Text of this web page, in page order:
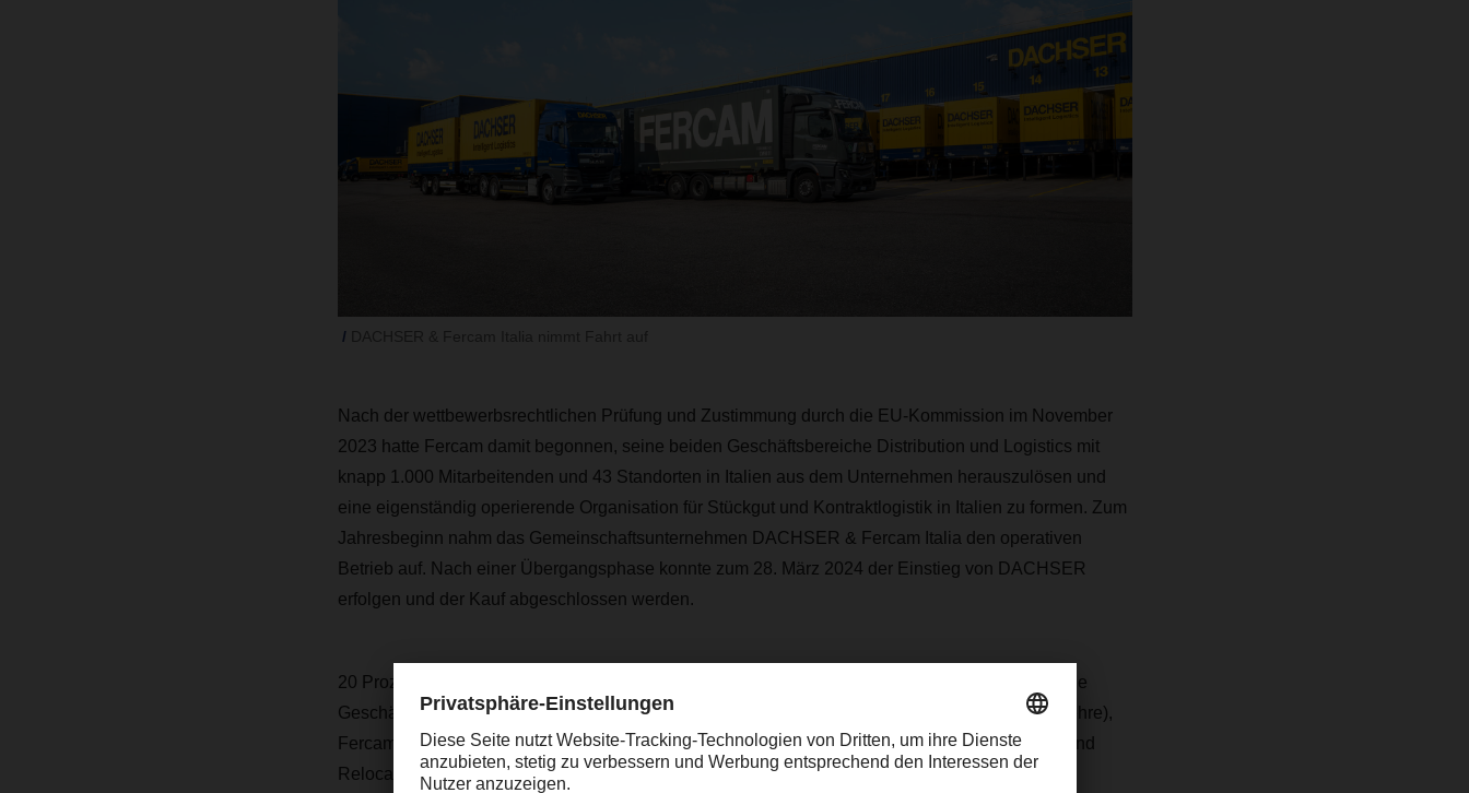
Nach der wettbewerbsrechtlichen Prüfung und Zustimmung durch die EU-Kommission im November
2023 hatte Fercam damit begonnen, seine beiden Geschäftsbereiche Distribution und Logistics mit
knapp 1.000 Mitarbeitenden und 43 Standorten in Italien aus dem Unternehmen herauszulösen und
eine eigenständig operierende Organisation für Stückgut und Kontraktlogistik in Italien zu formen. Zum
Jahresbeginn nahm das Gemeinschaftsunternehmen DACHSER & Fercam Italia den operativen
Betrieb auf. Nach einer Übergangsphase konnte zum 28. März 2024 der Einstieg von DACHSER
erfolgen und der Kauf abgeschlossen werden.
20 Prozent der Anteile des Gemeinschaftsunternehmens bleiben im Besitz der Fercam S.p.A. Die
Geschäftsbereiche Fercam Transport (nationale und internationale Straßen- und Schienenverkehre),
Fercam Air & Ocean und Fercam Special Services (Kunst- und Messelogistik, Umzugsdienste und
Relocation Services sowie Archivdienste und Dokumentenverwaltung) einschließlich aller